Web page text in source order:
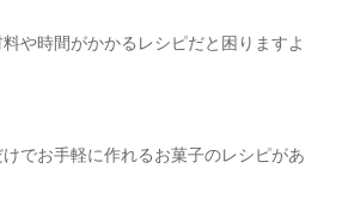
や時間がかかるレシピだと困りますよ
でお手軽に作れるお菓子のレシピがあ